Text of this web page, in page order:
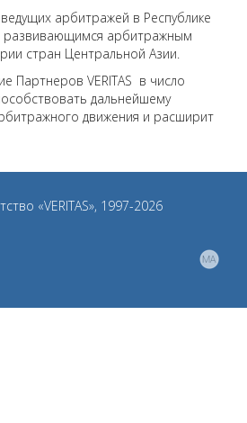
арбитражей в Республике
развивающимся арбитражным
стран Центральной Азии.
Партнеров VERITAS в число
дальнейшему
движения и расширит
«VERITAS», 1997-2026